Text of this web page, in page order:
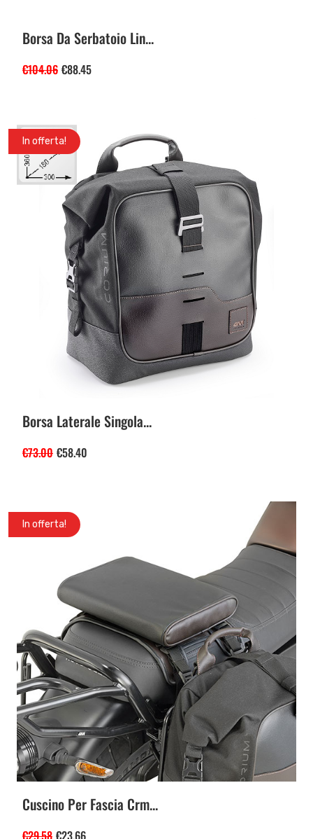
Borsa Da Serbatoio Lin...
€104.06 €88.45
In offerta!
Borsa Laterale Singola...
€73.00 €58.40
In offerta!
Cuscino Per Fascia Crm...